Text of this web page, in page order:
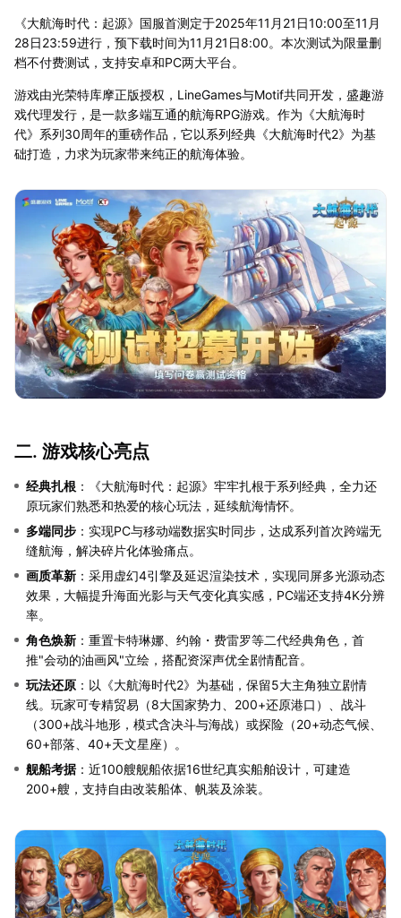
《大航海时代：起源》国服首测定于2025年11月21日10:00至11月
28日23:59进行，预下载时间为11月21日8:00。本次测试为限量删
档不付费测试，支持安卓和PC两大平台。
游戏由光荣特库摩正版授权，LineGames与Motif共同开发，盛趣游
戏代理发行，是一款多端互通的航海RPG游戏。作为《大航海时
代》系列30周年的重磅作品，它以系列经典《大航海时代2》为基
础打造，力求为玩家带来纯正的航海体验。
二. 游戏核心亮点
经典扎根 ：《大航海时代：起源》牢牢扎根于系列经典，全力还
原玩家们熟悉和热爱的核心玩法，延续航海情怀。
多端同步 ：实现PC与移动端数据实时同步，达成系列首次跨端无
缝航海，解决碎片化体验痛点。
画质革新 ：采用虚幻4引擎及延迟渲染技术，实现同屏多光源动态
效果，大幅提升海面光影与天气变化真实感，PC端还支持4K分辨
率。
角色焕新 ：重置卡特琳娜、约翰・费雷罗等二代经典角色，首
推"会动的油画风"立绘，搭配资深声优全剧情配音。
玩法还原 ：以《大航海时代2》为基础，保留5大主角独立剧情
线。玩家可专精贸易（8大国家势力、200+还原港口）、战斗
（300+战斗地形，模式含决斗与海战）或探险（20+动态气候、
60+部落、40+天文星座）。
舰船考据：近100艘舰船依据16世纪真实船舶设计，可建造
200+艘，支持自由改装船体、帆装及涂装。